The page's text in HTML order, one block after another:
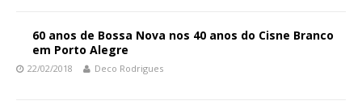
60 anos de Bossa Nova nos 40 anos do Cisne Branco
em Porto Alegre
22/02/2018 Deco Rodrigues